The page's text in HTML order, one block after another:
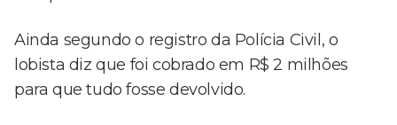
Ainda segundo o registro da Polícia Civil, o
lobista diz que foi cobrado em R$ 2 milhões
para que tudo fosse devolvido.